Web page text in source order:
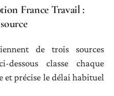
France Travail :
de trois sources
classe chaque
et précise le délai habituel